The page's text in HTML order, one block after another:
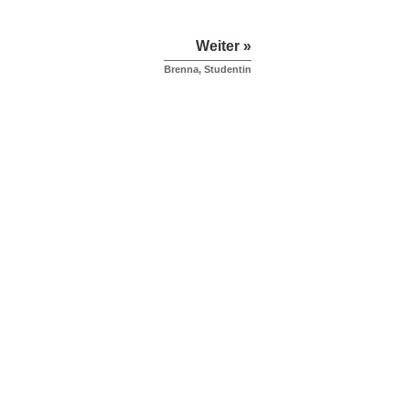
Weiter »
Brenna, Studentin